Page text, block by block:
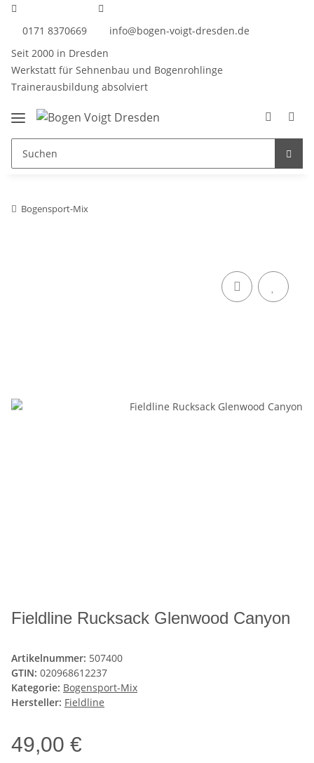
0171 8370669
info@bogen-voigt-dresden.de
Seit 2000 in Dresden
Werkstatt für Sehnenbau und Bogenrohlinge
Trainerausbildung absolviert
Bogensport-Mix
Fieldline Rucksack Glenwood Canyon
Artikelnummer: 507400
GTIN: 020968612237
Kategorie: Bogensport-Mix
Hersteller: Fieldline
49,00 €